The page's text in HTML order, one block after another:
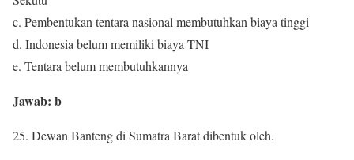
c. Pembentukan tentara nasional membutuhkan biaya tinggi
d. Indonesia belum memiliki biaya TNI
e. Tentara belum membutuhkannya
Jawab: b
25. Dewan Banteng di Sumatra Barat dibentuk oleh.